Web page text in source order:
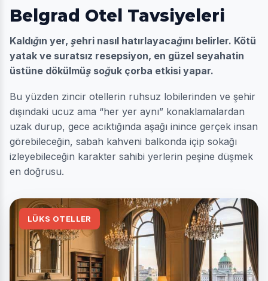
Belgrad Otel Tavsiyeleri
Kaldığın yer, şehri nasıl hatırlayacağını belirler. Kötü
yatak ve suratsız resepsiyon, en güzel seyahatin
üstüne dökülmüş soğuk çorba etkisi yapar.
Bu yüzden zincir otellerin ruhsuz lobilerinden ve şehir
dışındaki ucuz ama “her yer aynı” konaklamalardan
uzak durup, gece acıktığında aşağı inince gerçek insan
görebileceğin, sabah kahveni balkonda içip sokağı
izleyebileceğin karakter sahibi yerlerin peşine düşmek
en doğrusu.
LÜKS OTELLER